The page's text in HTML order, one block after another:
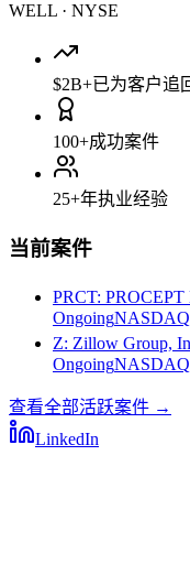
WELL · NYSE
$2B+已为客户追
100+成功案件
25+年执业经验
当前案件
PRCT: PROCEPT
OngoingNASDAQ
Z: Zillow Group,
OngoingNASDAQ
查看全部活跃案件 →
LinkedIn